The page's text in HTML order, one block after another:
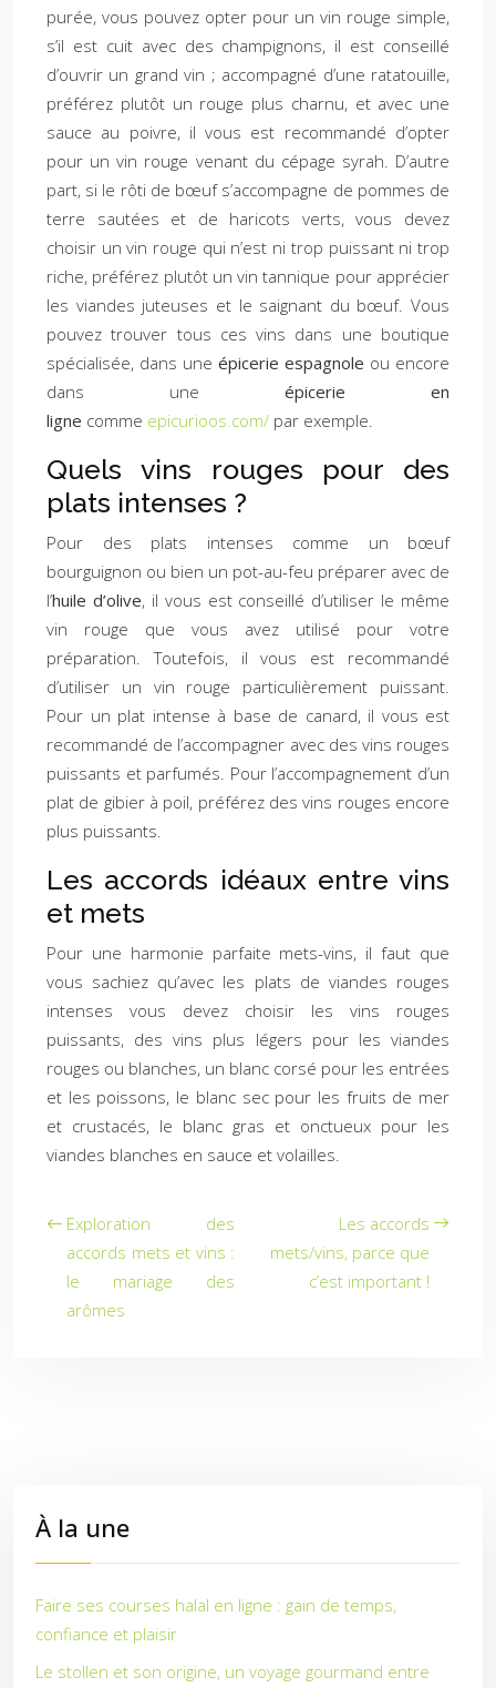
purée, vous pouvez opter pour un vin rouge simple,
s’il est cuit avec des champignons, il est conseillé
d’ouvrir un grand vin ; accompagné d’une ratatouille,
préférez plutôt un rouge plus charnu, et avec une
sauce au poivre, il vous est recommandé d’opter
pour un vin rouge venant du cépage syrah. D’autre
part, si le rôti de bœuf s’accompagne de pommes de
terre sautées et de haricots verts, vous devez
choisir un vin rouge qui n’est ni trop puissant ni trop
riche, préférez plutôt un vin tannique pour apprécier
les viandes juteuses et le saignant du bœuf. Vous
pouvez trouver tous ces vins dans une boutique
spécialisée, dans une épicerie espagnole ou encore
dans une épicerie en
ligne comme epicurioos.com/ par exemple.
Quels vins rouges pour des
plats intenses ?
Pour des plats intenses comme un bœuf
bourguignon ou bien un pot-au-feu préparer avec de
l’huile d’olive, il vous est conseillé d’utiliser le même
vin rouge que vous avez utilisé pour votre
préparation. Toutefois, il vous est recommandé
d’utiliser un vin rouge particulièrement puissant.
Pour un plat intense à base de canard, il vous est
recommandé de l’accompagner avec des vins rouges
puissants et parfumés. Pour l’accompagnement d’un
plat de gibier à poil, préférez des vins rouges encore
plus puissants.
Les accords idéaux entre vins
et mets
Pour une harmonie parfaite mets-vins, il faut que
vous sachiez qu’avec les plats de viandes rouges
intenses vous devez choisir les vins rouges
puissants, des vins plus légers pour les viandes
rouges ou blanches, un blanc corsé pour les entrées
et les poissons, le blanc sec pour les fruits de mer
et crustacés, le blanc gras et onctueux pour les
viandes blanches en sauce et volailles.
Exploration des
accords mets et vins :
le mariage des
arômes
Les accords
mets/vins, parce que
c’est important !
À la une
Faire ses courses halal en ligne : gain de temps,
confiance et plaisir
Le stollen et son origine, un voyage gourmand entre